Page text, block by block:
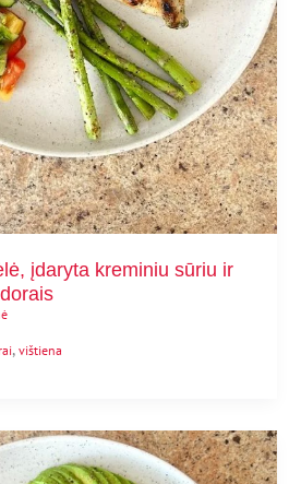
įdaryta kreminiu sūriu ir
,vištiena